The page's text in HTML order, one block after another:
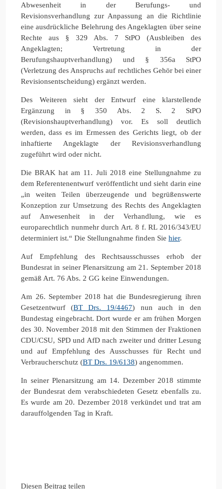
Abwesenheit in der Berufungs- und
Revisionsverhandlung zur Anpassung an die Richtlinie
eine ausdrückliche Belehrung des Angeklagten über seine
Rechte aus § 329 Abs. 7 StPO (Ausbleiben des
Angeklagten; Vertretung in der
Berufungshauptverhandlung) und § 356a StPO
(Verletzung des Anspruchs auf rechtliches Gehör bei einer
Revisionsentscheidung) ergänzt werden.
Des Weiteren sieht der Entwurf eine klarstellende
Ergänzung in § 350 Abs. 2 S. 2 StPO
(Revisionshauptverhandlung) vor. Es soll deutlich
werden, dass es im Ermessen des Gerichts liegt, ob der
inhaftierte Angeklagte der Revisionsverhandlung
zugeführt wird oder nicht.
Die BRAK hat am 11. Juli 2018 eine Stellungnahme zu
dem Referentenentwurf veröffentlicht und sieht darin eine
„in weiten Teilen überzeugende und begrüßenswerte
Konzeption zur Umsetzung des Rechts des Angeklagten
auf Anwesenheit in der Verhandlung, wie es
europarechtlich nunmehr durch Art. 8 f. RL 2016/343/EU
determiniert ist.“ Die Stellungnahme finden Sie hier.
Auf Empfehlung des Rechtsausschusses erhob der
Bundesrat in seiner Plenarsitzung am 21. September 2018
gemäß Art. 76 Abs. 2 GG keine Einwendungen.
Am 26. September 2018 hat die Bundesregierung ihren
Gesetzentwurf (BT Drs. 19/4467) nun auch in den
Bundestag eingebracht. Dort wurde er am frühen Morgen
des 30. November 2018 mit den Stimmen der Fraktionen
CDU/CSU, SPD und AfD nach zweiter und dritter Lesung
und auf Empfehlung des Ausschusses für Recht und
Verbraucherschutz (BT Drs. 19/6138) angenommen.
In seiner Plenarsitzung am 14. Dezember 2018 stimmte
der Bundesrat dem verabschiedeten Gesetz ebenfalls zu.
Es wurde am 20. Dezember 2018 verkündet und trat am
darauffolgenden Tag in Kraft.
Diesen Beitrag teilen